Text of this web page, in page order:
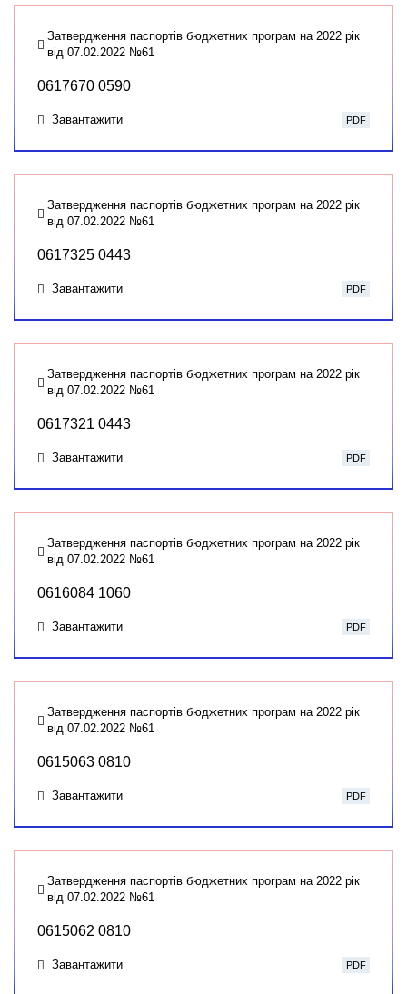
Затвердження паспортів бюджетних програм на 2022 рік
від 07.02.2022 №61
0617670 0590
Завантажити PDF
Затвердження паспортів бюджетних програм на 2022 рік
від 07.02.2022 №61
0617325 0443
Завантажити PDF
Затвердження паспортів бюджетних програм на 2022 рік
від 07.02.2022 №61
0617321 0443
Завантажити PDF
Затвердження паспортів бюджетних програм на 2022 рік
від 07.02.2022 №61
0616084 1060
Завантажити PDF
Затвердження паспортів бюджетних програм на 2022 рік
від 07.02.2022 №61
0615063 0810
Завантажити PDF
Затвердження паспортів бюджетних програм на 2022 рік
від 07.02.2022 №61
0615062 0810
Завантажити PDF